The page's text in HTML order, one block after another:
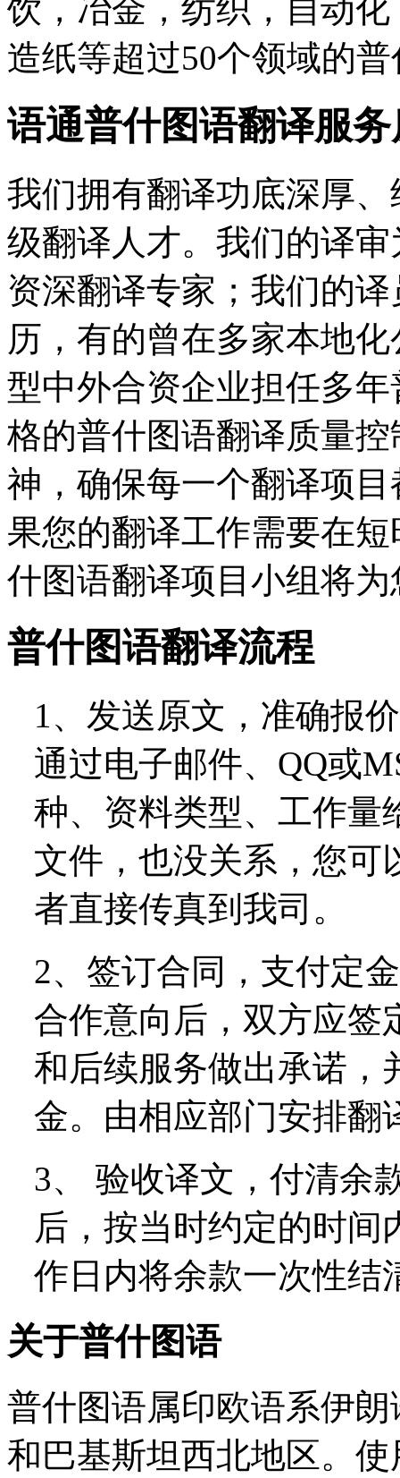
饮，冶金，纺织，自动
造纸等超过50个领域的
语通普什图语翻译服
我们拥有翻译功底深厚
级翻译人才。我们的译
资深翻译专家；我们的
历，有的曾在多家本地
型中外合资企业担任多
格的普什图语翻译质量
神，确保每一个翻译项
果您的翻译工作需要在
什图语翻译项目小组将
普什图语翻译流程
1、发送原文，准确报
通过电子邮件、QQ或
种、资料类型、工作量
文件，也没关系，您可
者直接传真到我司。
2、签订合同，支付定
合作意向后，双方应签
和后续服务做出承诺，
金。由相应部门安排翻
3、 验收译文，付清余
后，按当时约定的时
作日内将余款一次性结
关于普什图语
普什图语属印欧语系伊
和巴基斯坦西北地区。